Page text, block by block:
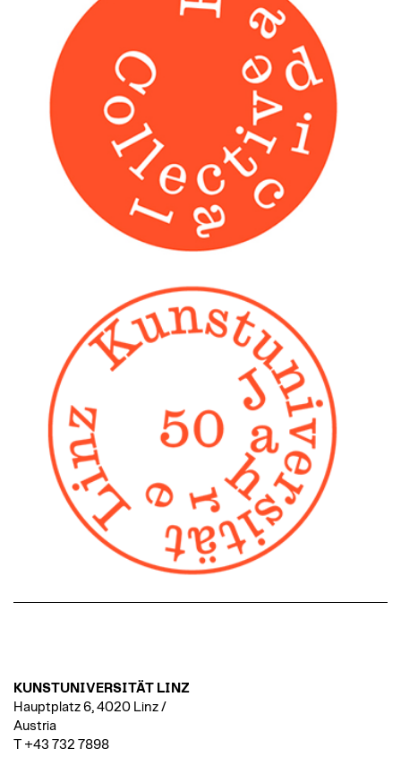
KUNSTUNIVERSITÄT LINZ
Hauptplatz 6, 4020 Linz /
Austria
T +43 732 7898